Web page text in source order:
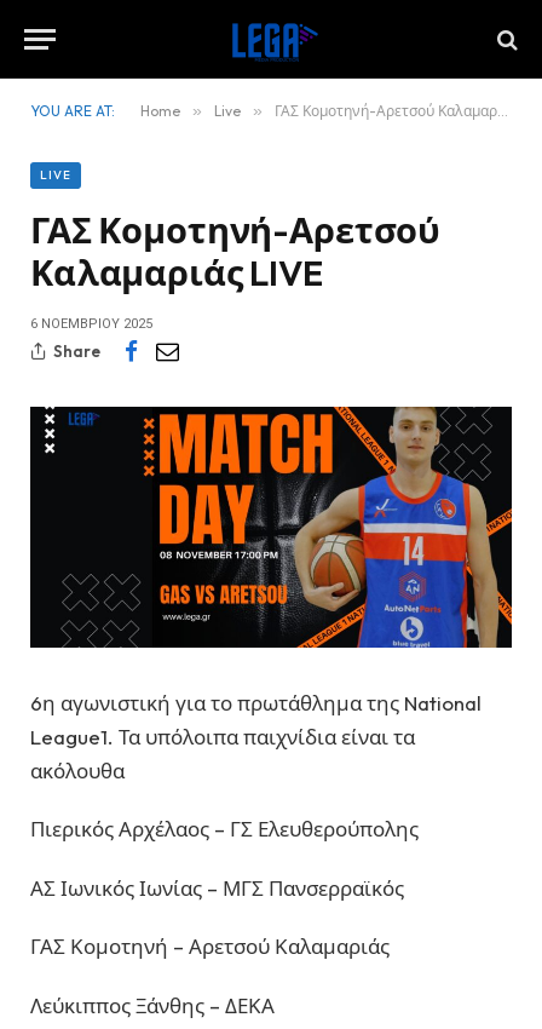
YOU ARE AT: Home » Live » ΓΑΣ Κομοτηνή-Αρετσού Καλαμαριάς LIVE
LIVE
ΓΑΣ Κομοτηνή-Αρετσού
Καλαμαριάς LIVE
6 ΝΟΕΜΒΡΊΟΥ 2025
Share
6η αγωνιστική για το πρωτάθλημα της National
League1. Τα υπόλοιπα παιχνίδια είναι τα
ακόλουθα
Πιερικός Αρχέλαος – ΓΣ Ελευθερούπολης
ΑΣ Ιωνικός Ιωνίας – ΜΓΣ Πανσερραϊκός
ΓΑΣ Κομοτηνή – Αρετσού Καλαμαριάς
Λεύκιππος Ξάνθης – ΔΕΚΑ